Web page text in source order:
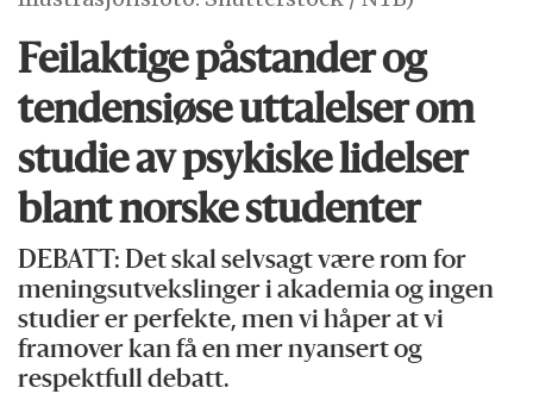
Feilaktige påstander og
tendensiøse uttalelser om
studie av psykiske lidelser
blant norske studenter
DEBATT: Det skal selvsagt være rom for
meningsutvekslinger i akademia og ingen
studier er perfekte, men vi håper at vi
framover kan få en mer nyansert og
respektfull debatt.